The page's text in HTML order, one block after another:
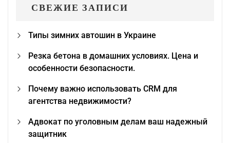
СВЕЖИЕ ЗАПИСИ
Типы зимних автошин в Украине
Резка бетона в домашних условиях. Цена и
особенности безопасности.
Почему важно использовать CRM для
агентства недвижимости?
Адвокат по уголовным делам ваш надежный
защитник